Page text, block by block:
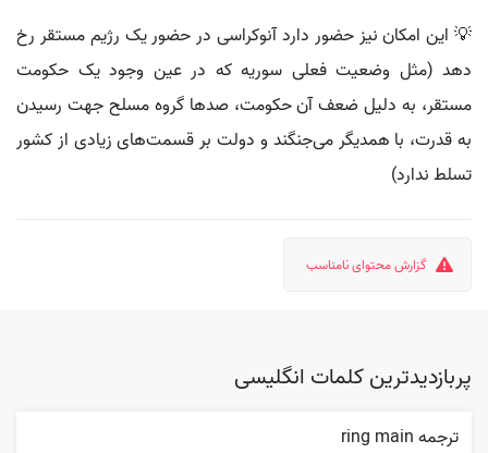
💡 این امکان نیز حضور دارد آنوکراسی در حضور یک رژیم مستقر رخ
دهد (مثل وضعیت فعلی سوریه که در عین وجود یک حکومت
مستقر، به دلیل ضعف آن حکومت، صدها گروه مسلح جهت رسیدن
به قدرت، با همدیگر می‌جنگند و دولت بر قسمت‌های زیادی از کشور
تسلط ندارد)
گزارش محتوای نامناسب
پربازدیدترین کلمات انگلیسی
ترجمه ring main